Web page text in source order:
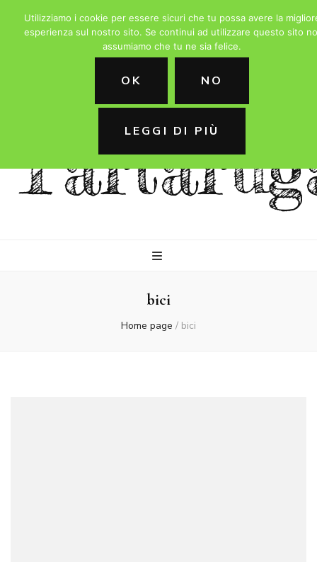
La
bici
Home page / bici
Utilizziamo i cookie per essere sicuri che tu possa avere la
esperienza sul nostro sito. Se continui ad utilizzare questo sito
assumiamo che tu ne sia felice.
OK NO
LEGGI DI PIÙ